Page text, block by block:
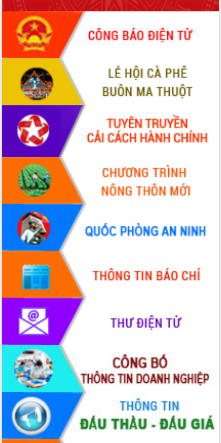
để phát triển du lịch Đắk Lắk
Khởi động Dự án Đầu tư xây dựng hạ
tầng kỹ thuật Cụm công nghiệp Tân
Tiến
Gặp mặt các cơ quan báo chí nhân Kỷ
niệm 101 năm Ngày Báo chí Cách
mạng Việt Nam
Đắk Lắk sơ kết 4 năm triển khai thực
hiện Đề án 06 của Chính phủ
Họp báo thông tin về Hội nghị Công bố
Quy hoạch và Xúc tiến đầu tư tỉnh Đắk
Lắk
Khơi thông điểm nghẽn, đẩy nhanh
giải ngân vốn khắc phục thiên tai
HĐND tỉnh thông qua điều chỉnh Quy
hoạch tỉnh thời kỳ 2021-2030
Hội thảo góp ý hồ sơ điều chỉnh quy
hoạch tỉnh Đắk Lắk thời kỳ 2021-2030,
Nâng cao hiệu quả hoạt động của các
doanh nghiệp nhà nước
Hội nghị triển khai kết nối mạng
truyền số liệu chuyên dùng phục vụ cơ
quan Đảng, Nhà nước
Lễ phát động chuỗi hoạt động chung
tay làm sạch môi trường
Xã Ea Kar bước chuyển mình trong
công tác cải cách hành chính mô hình
UBND tỉnh họp báo định kỳ tháng 4
năm 2026
Hội thảo khoa học “Giải pháp thúc đẩy
phát triển nền kinh tế xanh tại tỉnh
Đắk Lắk”
Tăng cường giám sát, đôn đốc thực
hiện nhiệm vụ quản lý tài sản công
hàng tuần
Tháo gỡ những vướng mắc, đẩy mạnh
công tác cải cách thủ tục hành chính
tại Trung tâm Phục vụ hành chính
công tỉnh